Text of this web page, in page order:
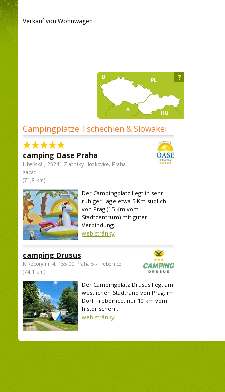
Verkauf von Wohnwagen
Campingplätze Tschechien & Slowakei
camping Oase Praha
Libeňská , 25241 Zlatníky-Hodkovice, Praha-
západ
(71,8 km)
Der Campingplatz liegt in sehr
ruhiger Lage etwa 5 Km südlich
von Prag (15 Km vom
Stadtzentrum) mit guter
Verbindung...
web stránky
camping Drusus
K Reporyjim 4, 155 00 Praha 5 - Trebonice
(74,1 km)
Der Campingplatz Drusus liegt am
westlichen Stadtrand von Prag, im
Dorf Trebonice, nur 10 km vom
historischen...
web stránky
?